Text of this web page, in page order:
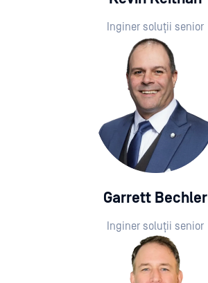
Inginer soluții senior
Garrett Bechler
Inginer soluții senior